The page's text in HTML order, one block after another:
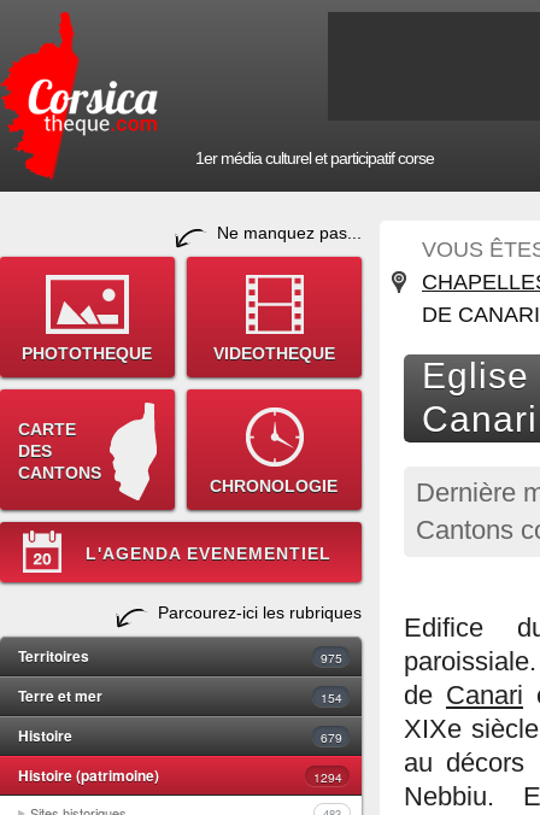
1er média culturel et participatif corse
Ne manquez pas...
PHOTOTHEQUE VIDEOTHEQUE
CARTE
DES
CANTONS
CHRONOLOGIE
L'AGENDA EVENEMENTIEL
Parcourez-ici les rubriques
Territoires 975
Terre et mer 154
Histoire 679
Histoire (patrimoine) 1294
VOUS
DE CANARI
Canari
Dernière
Cantons
Edifice
de Canari
XIXe
au décors
Nebbiu.